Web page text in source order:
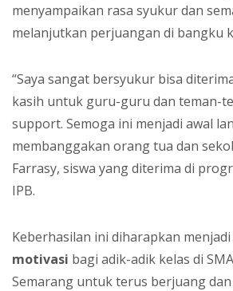
menyampaikan rasa syukur dan
melanjutkan perjuangan di bangku
“Saya sangat bersyukur bisa
kasih untuk guru-guru dan teman-
support. Semoga ini menjadi awal
membanggakan orang tua dan
Farrasy, siswa yang diterima di
IPB.
Keberhasilan ini diharapkan menjadi
motivasi bagi adik-adik kelas di
Semarang untuk terus berjuang dan